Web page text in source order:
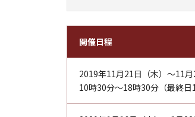
開催日程
2019年11月21日（木）～11月
10時30分～18時30分（最終日